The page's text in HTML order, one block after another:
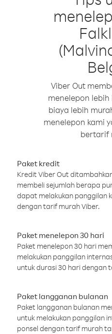
Viber Out
menelepon
biaya lebih
menelepon kami
bertarif
Paket kredit
Kredit Viber Out
membeli sejumlah berapa
dapat melakukan panggilan
dengan tarif murah Viber.
Paket menelepon 30 hari
Paket menelepon 30 hari
melakukan panggilan
untuk durasi 30 hari dengan
Paket langganan bulanan
Paket langganan bulanan
untuk melakukan panggilan
ponsel dengan tarif murah